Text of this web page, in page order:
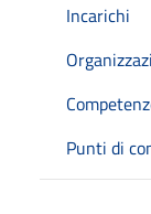
Incarichi
Punti di